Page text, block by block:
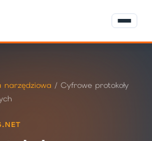
narzędziowa / Cyfrowe protokoły